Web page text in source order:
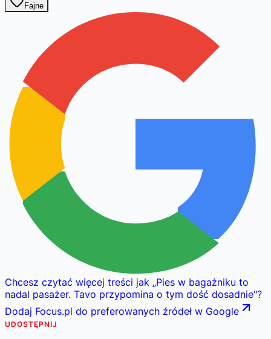
Fajne
Chcesz czytać więcej treści jak „Pies w bagażniku to
nadal pasażer. Tavo przypomina o tym dość dosadnie"?
Dodaj Focus.pl do preferowanych źródeł w Google
UDOSTĘPNIJ